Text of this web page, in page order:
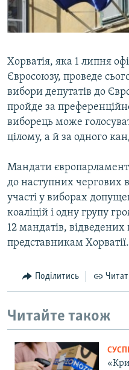
СВІДЧЕННЯ ОКУПАЦІЇ
УКРАЇНСЬКА ПРОБЛЕМА
Qırımtatar
Усі сайти RFE/RL
Хорватія, яка 1 липня
Євросоюзу, проведе
вибори депутатів до
пройде за
виборець може
цілому, а й за одного
Мандати
до наступних чергових
участі у виборах
коаліцій і одну групу
12 мандатів,
представникам Хорватії.
Поділитись
Читайте також